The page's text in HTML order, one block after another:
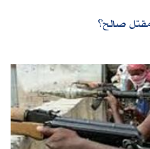
صالح؟